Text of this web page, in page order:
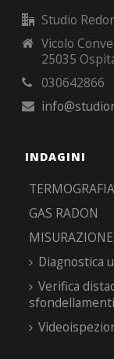
Studio
Vicolo
25035
030642866
INDAGINI
TERMOGRAFIA
GAS RADON
Diagnostica
Verifica
sfondellamenti